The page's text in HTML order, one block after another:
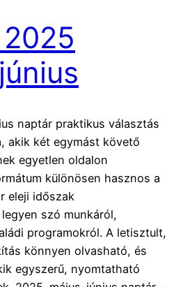
naptár praktikus választás
akik két egymást követő
egyetlen oldalon
különösen hasznos a
eleji időszak
szó munkáról,
programokról. A letisztult,
könnyen olvasható, és
egyszerű, nyomtatható